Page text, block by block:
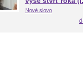
Nové slovo